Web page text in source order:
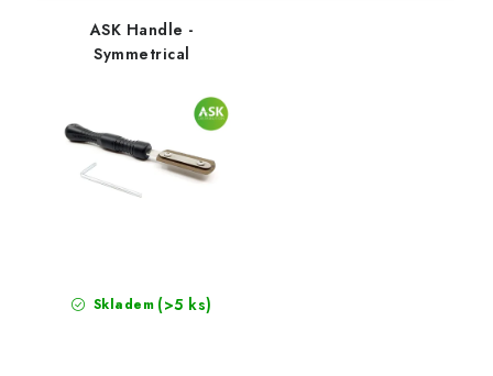
ASK Handle -
Symmetrical
Skladem (>5 ks)